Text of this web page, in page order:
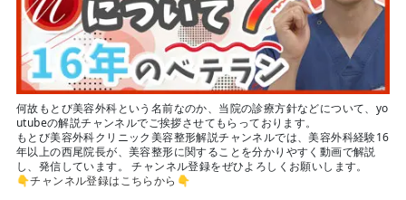
何故もとび美容外科という名前なのか、当院の診療方針などについて、yo
utubeの解説チャンネルでご挨拶させてもらっております。
もとび美容外科クリニック美容整形解説チャンネルでは、美容外科経験16
年以上の西尾院長が、美容整形に関することを分かりやすく動画で解説
し、発信しています。 チャンネル登録をぜひよろしくお願いします。
👇チャンネル登録はこちらから 👇